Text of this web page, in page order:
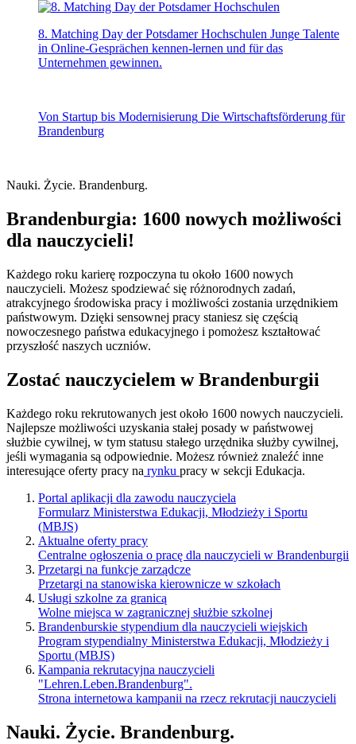
8. Matching Day der Potsdamer Hochschulen Junge Talente
in Online-Gesprächen kennen-lernen und für das
Unternehmen gewinnen.
Von Startup bis Modernisierung Die Wirtschaftsförderung für
Brandenburg
Nauki. Życie. Brandenburg.
Brandenburgia: 1600 nowych możliwości
dla nauczycieli!
Każdego roku karierę rozpoczyna tu około 1600 nowych
nauczycieli. Możesz spodziewać się różnorodnych zadań,
atrakcyjnego środowiska pracy i możliwości zostania urzędnikiem
państwowym. Dzięki sensownej pracy staniesz się częścią
nowoczesnego państwa edukacyjnego i pomożesz kształtować
przyszłość naszych uczniów.
Zostać nauczycielem w Brandenburgii
Każdego roku rekrutowanych jest około 1600 nowych nauczycieli.
Najlepsze możliwości uzyskania stałej posady w państwowej
służbie cywilnej, w tym statusu stałego urzędnika służby cywilnej,
jeśli wymagania są odpowiednie. Możesz również znaleźć inne
interesujące oferty pracy na rynku pracy w sekcji Edukacja.
Portal aplikacji dla zawodu nauczyciela
Formularz Ministerstwa Edukacji, Młodzieży i Sportu
(MBJS)
Aktualne oferty pracy
Centralne ogłoszenia o pracę dla nauczycieli w Brandenburgii
Przetargi na funkcje zarządcze
Przetargi na stanowiska kierownicze w szkołach
Usługi szkolne za granicą
Wolne miejsca w zagranicznej służbie szkolnej
Brandenburskie stypendium dla nauczycieli wiejskich
Program stypendialny Ministerstwa Edukacji, Młodzieży i
Sportu (MBJS)
Kampania rekrutacyjna nauczycieli
"Lehren.Leben.Brandenburg".
Strona internetowa kampanii na rzecz rekrutacji nauczycieli
Nauki. Życie. Brandenburg.